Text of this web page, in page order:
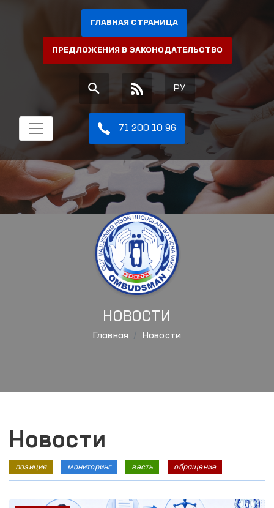
ГЛАВНАЯ СТРАНИЦА
ПРЕДЛОЖЕНИЯ В ЗАКОНОДАТЕЛЬСТВО
РУ
71 200 10 96
НОВОСТИ
Главная Новости
Новости
позиция мониторинг весть обращение